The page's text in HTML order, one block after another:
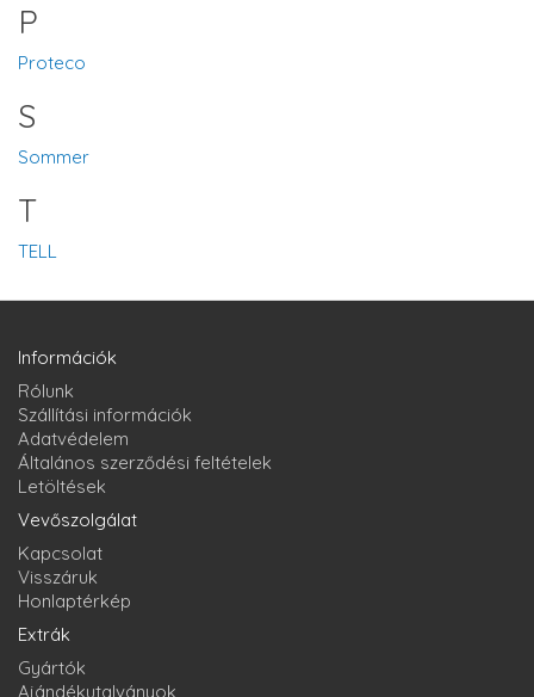
P
Proteco
S
Sommer
T
TELL
Információk
Rólunk
Szállítási információk
Adatvédelem
Általános szerződési feltételek
Letöltések
Vevőszolgálat
Kapcsolat
Visszáruk
Honlaptérkép
Extrák
Gyártók
Ajándékutalványok